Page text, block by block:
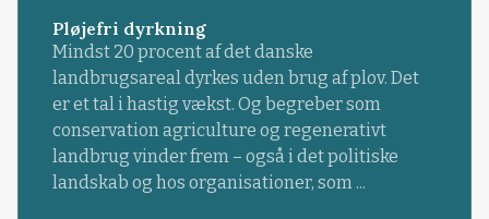
Pløjefri dyrkning
Mindst 20 procent af det danske
landbrugsareal dyrkes uden brug af plov. Det
er et tal i hastig vækst. Og begreber som
conservation agriculture og regenerativt
landbrug vinder frem – også i det politiske
landskab og hos organisationer, som ...